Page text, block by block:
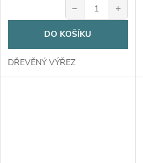
− +
DO KOŠÍKU
DŘEVĚNÝ VÝŘEZ